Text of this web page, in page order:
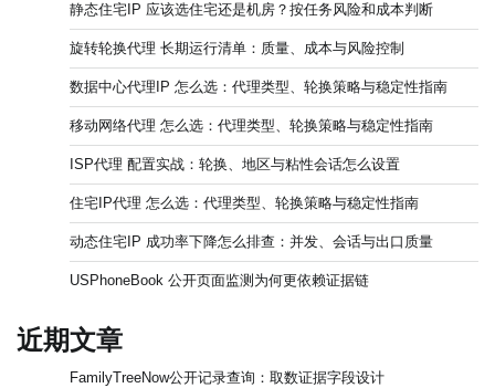
静态住宅IP 应该选住宅还是机房？按任务风险和成本判断
旋转轮换代理 长期运行清单：质量、成本与风险控制
数据中心代理IP 怎么选：代理类型、轮换策略与稳定性指南
移动网络代理 怎么选：代理类型、轮换策略与稳定性指南
ISP代理 配置实战：轮换、地区与粘性会话怎么设置
住宅IP代理 怎么选：代理类型、轮换策略与稳定性指南
动态住宅IP 成功率下降怎么排查：并发、会话与出口质量
USPhoneBook 公开页面监测为何更依赖证据链
近期文章
FamilyTreeNow公开记录查询：取数证据字段设计